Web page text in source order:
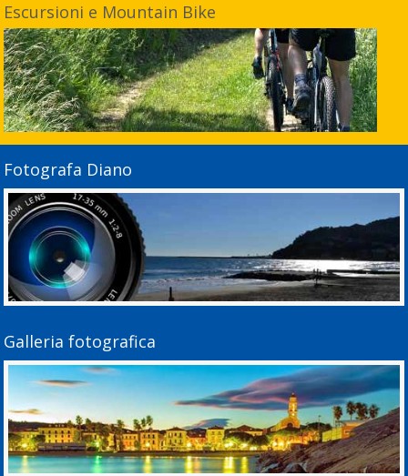
Escursioni e Mountain Bike
Fotografa Diano
Galleria fotografica